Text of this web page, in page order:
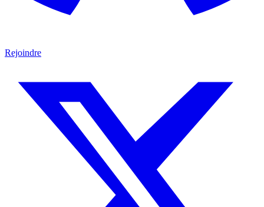
Rejoindre